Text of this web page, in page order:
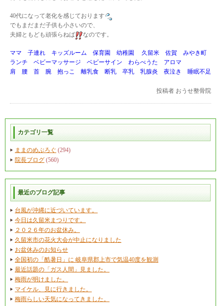
40代になって老化を感じております
でもまだまだ子供も小さいので、
夫婦ともども頑張らねば
なのです。
ママ 子連れ キッズルーム 保育園 幼稚園 久留米 佐賀 みやき町
ランチ ベビーマッサージ ベビーサイン わらべうた アロマ
肩 腰 首 腕 抱っこ 離乳食 断乳 卒乳 乳腺炎 夜泣き 睡眠不足
投稿者 おうせ整骨院
カテゴリ一覧
ままのめぶろぐ (294)
院長ブログ (560)
最近のブログ記事
台風が沖縄に近づいています。
今日は久留米まつりです。
２０２６年のお盆休み。
久留米市の花火大会が中止になりました
お盆休みのお知らせ
全国初の「酷暑日」に 岐阜県郡上市で気温40度を観測
最近話題の「ガス人間」見ました。
梅雨が明けました。
マイケル、見に行きました。
梅雨らしい天気になってきました。